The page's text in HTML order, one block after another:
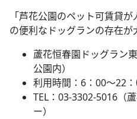
「芦花公園のペット可賃貸
の便利なドッグランの存在が
蘆花恒春園ドッグラン
公園内）
利用時間：6：00～22：
TEL：03-3302-5016（
ー）